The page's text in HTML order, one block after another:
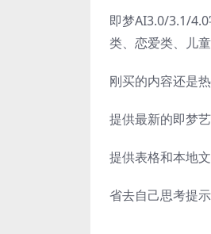
即梦AI3.0/3.1/
类、恋爱类、儿
刚买的内容还是
提供最新的即梦
提供表格和本地
省去自己思考提